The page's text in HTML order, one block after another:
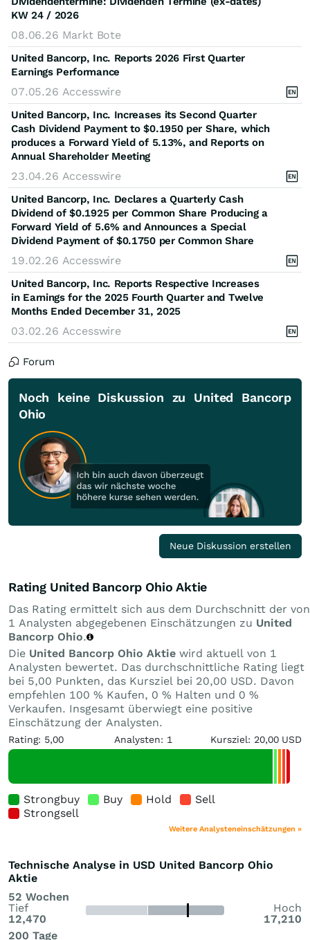
KW 24 / 2026
08.06.26 Markt Bote
United Bancorp, Inc. Reports 2026 First Quarter
Earnings Performance
07.05.26 Accesswire
United Bancorp, Inc. Increases its Second Quarter
Cash Dividend Payment to $0.1950 per Share, which
produces a Forward Yield of 5.13%, and Reports on
Annual Shareholder Meeting
23.04.26 Accesswire
United Bancorp, Inc. Declares a Quarterly Cash
Dividend of $0.1925 per Common Share Producing a
Forward Yield of 5.6% and Announces a Special
Dividend Payment of $0.1750 per Common Share
19.02.26 Accesswire
United Bancorp, Inc. Reports Respective Increases
in Earnings for the 2025 Fourth Quarter and Twelve
Months Ended December 31, 2025
03.02.26 Accesswire
Forum
Noch keine Diskussion zu United Bancorp
Ohio
Neue Diskussion erstellen
Rating United Bancorp Ohio Aktie
Das Rating ermittelt sich aus dem Durchschnitt der von
1 Analysten abgegebenen Einschätzungen zu United
Bancorp Ohio.
Die United Bancorp Ohio Aktie wird aktuell von 1
Analysten bewertet. Das durchschnittliche Rating liegt
bei 5,00 Punkten, das Kursziel bei 20,00 USD. Davon
empfehlen 100 % Kaufen, 0 % Halten und 0 %
Verkaufen. Insgesamt überwiegt eine positive
Einschätzung der Analysten.
Rating: 5,00 Analysten: 1 Kursziel: 20,00 USD
Strongbuy Buy Hold
Sell
Strongsell
Weitere Analysteneinschätzungen »
Technische Analyse in USD United Bancorp Ohio
Aktie
52 Wochen
Tief
12,470
Hoch
17,210
200 Tage